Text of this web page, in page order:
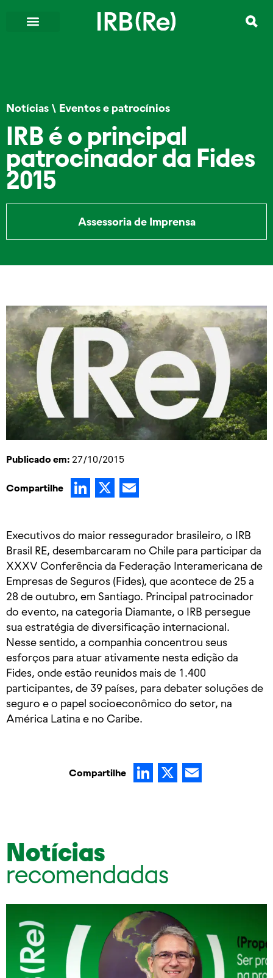
Notícias \ Eventos e patrocínios
IRB é o principal
patrocinador da Fides
2015
Assessoria de Imprensa
Publicado em: 27/10/2015
Compartilhe LinkedIn
X
​Executivos do maior ressegurador brasileiro, o IRB
Brasil RE, desembarcaram no Chile para participar da
XXXV Conferência da Federação Interamericana de
Empresas de Seguros (Fides), que acontece de 25 a
28 de outubro, em Santiago. Principal patrocinador
do evento, na categoria Diamante, o IRB persegue
sua estratégia de diversificação internacional.
Nesse sentido, a companhia concentrou seus
esforços para atuar ativamente nesta edição da
Fides, onde estão reunidos mais de 1.400
participantes, de 39 países, para debater soluções de
seguro e o papel socioeconômico do setor, na
América Latina e no Caribe.
Compartilhe LinkedIn
X
Notícias
recomendadas